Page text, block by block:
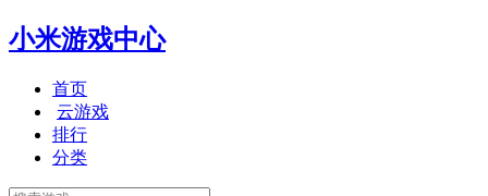
小米游戏中心
首页
云游戏
排行
分类